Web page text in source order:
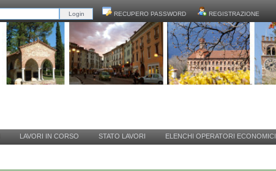
RECUPERO PASSWORD REGISTRAZIONE
LAVORI IN CORSO STATO LAVORI ELENCHI OPERATORI ECONOMICI